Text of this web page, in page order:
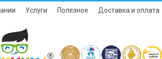
Услуги Полезное Доставка и оплата